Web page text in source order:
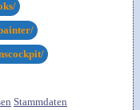
Stammdaten